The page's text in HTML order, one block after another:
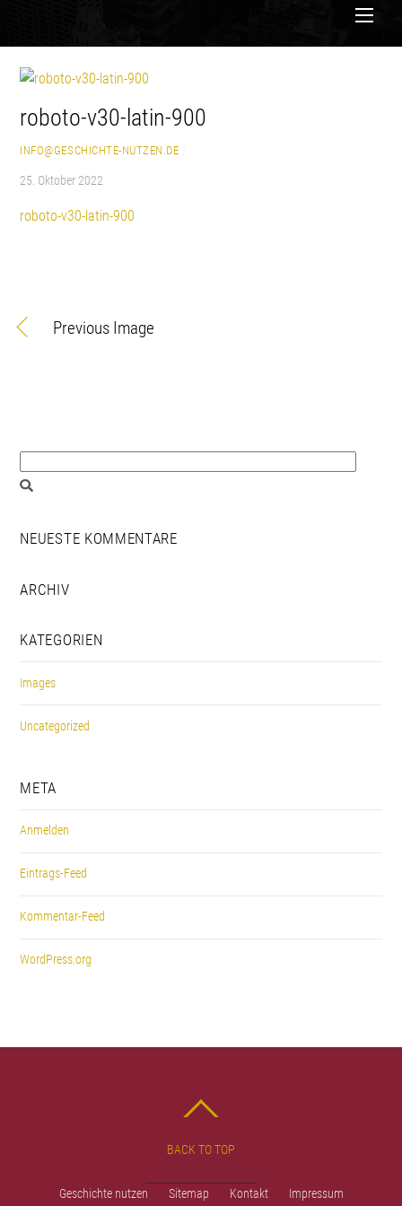
roboto-v30-latin-900
INFO@GESCHICHTE-NUTZEN.DE
25. Oktober 2022
roboto-v30-latin-900
Previous Image
NEUESTE KOMMENTARE
ARCHIV
KATEGORIEN
Images
Uncategorized
META
Anmelden
Eintrags-Feed
Kommentar-Feed
WordPress.org
BACK TO TOP
Geschichte nutzen Sitemap Kontakt Impressum